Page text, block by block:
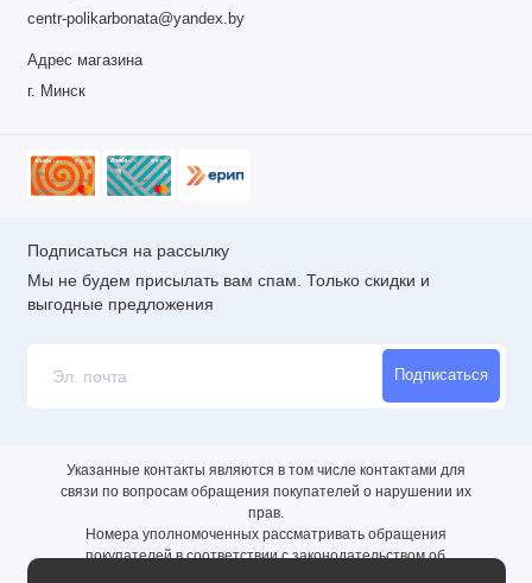
centr-polikarbonata@yandex.by
Адрес магазина
г. Минск
Подписаться на рассылку
Мы не будем присылать вам спам. Только скидки и
выгодные предложения
Подписаться
Указанные контакты являются в том числе контактами для
связи по вопросам обращения покупателей о нарушении их
прав.
Номера уполномоченных рассматривать обращения
покупателей в соответствии с законодательством об